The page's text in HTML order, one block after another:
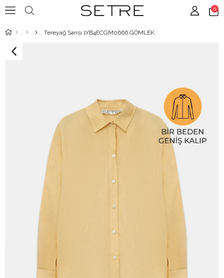
0
Tereyağ Sarısı 1YB4ECGM0666 GÖMLEK